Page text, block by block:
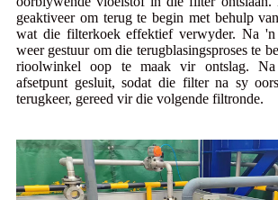
geaktiveer om terug te begin met behulp
wat die filterkoek effektief verwyder. Na
weer gestuur om die terugblasingsproses te
rioolwinkel oop te maak vir ontslag.
afsetpunt gesluit, sodat die filter na sy
terugkeer, gereed vir die volgende filtronde.